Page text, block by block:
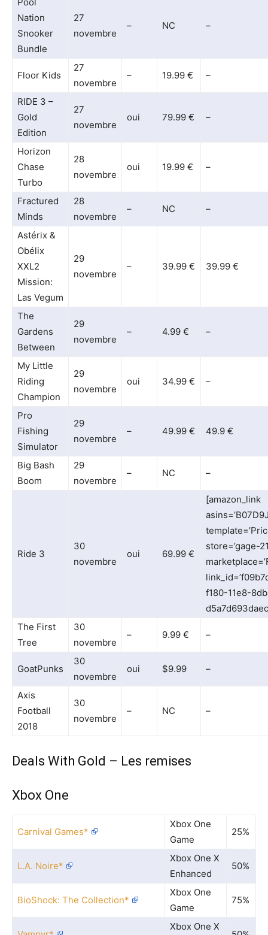
Nation
Snooker
Bundle
27
novembre
– NC –
Floor Kids
27
novembre
– 19.99 € –
RIDE 3 –
Gold
Edition
27
novembre
oui 79.99 € –
Horizon
Chase
Turbo
28
novembre
oui 19.99 € –
Fractured
Minds
28
novembre
– NC –
Astérix &
Obélix
XXL2
Mission:
Las Vegum
29
novembre
– 39.99 € 39.99 €
The
Gardens
Between
29
novembre
– 4.99 € –
My Little
Riding
Champion
29
novembre
oui 34.99 € –
Pro
Fishing
Simulator
29
novembre
– 49.99 € 49.9 €
Big Bash
Boom
29
novembre
– NC –
Ride 3
30
novembre
oui 69.99 €
[amazon_link
store=’gage-
f180-11e8-
The First
Tree
30
novembre
– 9.99 € –
GoatPunks
30
novembre
oui $9.99 –
Axis
Football
2018
30
novembre
– NC –
Deals With Gold – Les remises
Xbox One
Carnival Games*
Xbox One
Game
25%
L.A. Noire*
Xbox One X
Enhanced
50%
BioShock: The Collection*
Xbox One
Game
75%
Xbox One X